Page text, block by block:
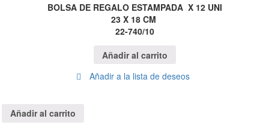
BOLSA DE REGALO ESTAMPADA X 12 UNI
23 X 18 CM
22-740/10
Añadir al carrito
Añadir a la lista de deseos
Añadir al carrito